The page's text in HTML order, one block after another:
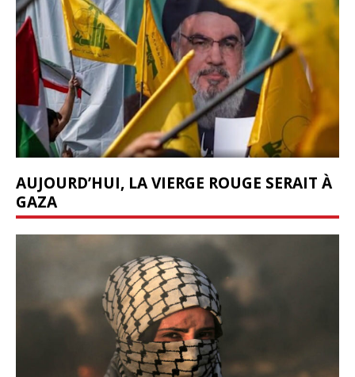
AUJOURD’HUI, LA VIERGE ROUGE SERAIT À
GAZA